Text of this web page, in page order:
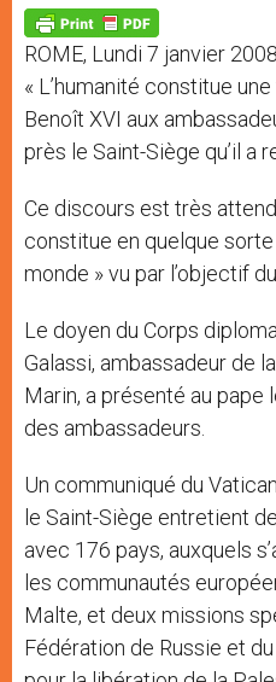
p
p
g
e
r
o
k
ROME, Lundi 7 janvier
« L’humanité constitue
Benoît XVI aux
près le Saint-Siège qu’il a
Ce discours est très
constitue en quelque
monde » vu par l’objectif
Le doyen du Corps
Galassi, ambassadeur de
Marin, a présenté au pape
des ambassadeurs.
Un communiqué du
le Saint-Siège entretient
avec 176 pays, auxquels
les communautés
Malte, et deux missions
Fédération de Russie et